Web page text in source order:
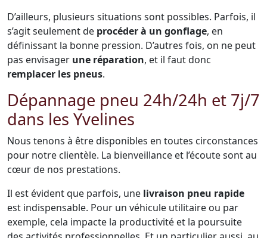
D’ailleurs, plusieurs situations sont possibles. Parfois, il
s’agit seulement de procéder à un gonflage, en
définissant la bonne pression. D’autres fois, on ne peut
pas envisager une réparation, et il faut donc
remplacer les pneus.
Dépannage pneu 24h/24h et 7j/7
dans les Yvelines
Nous tenons à être disponibles en toutes circonstances
pour notre clientèle. La bienveillance et l’écoute sont au
cœur de nos prestations.
Il est évident que parfois, une livraison pneu rapide
est indispensable. Pour un véhicule utilitaire ou par
exemple, cela impacte la productivité et la poursuite